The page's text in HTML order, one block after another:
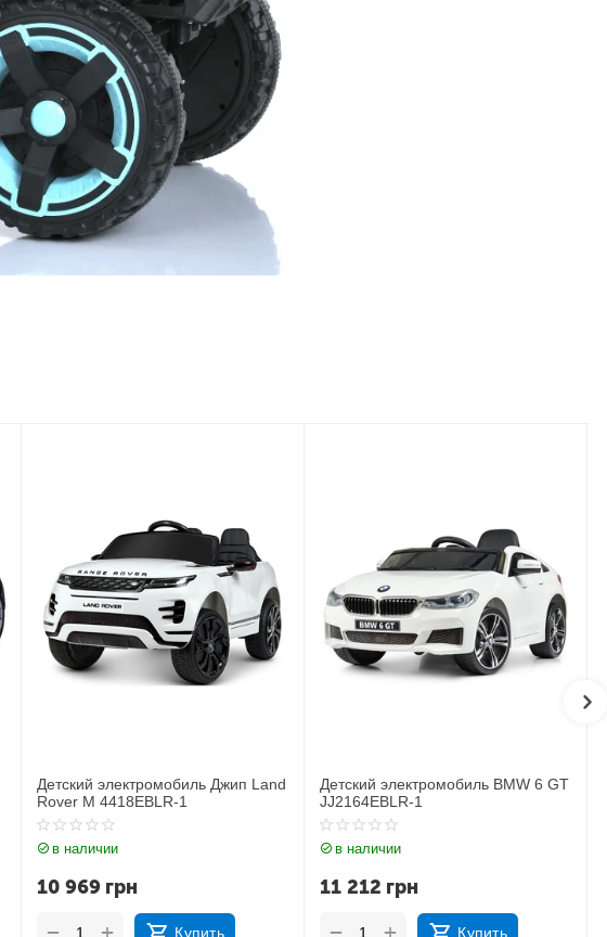
Детский электромобиль BMW 6 GT
JJ2164EBLR-1
в наличии
11 212 грн
Купить
+
−
Детский электромобиль Джип
BMW X6M JJ2199EBLR-1
в наличии
17 183 грн
Купить
+
−